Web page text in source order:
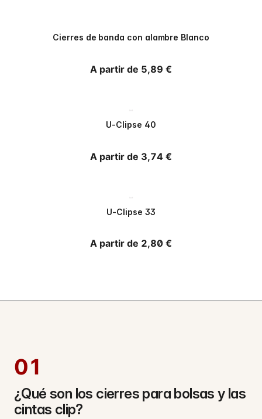
Cierres de banda con alambre Blanco
Precio habitual
A partir de 5,89 €
U-Clipse 40
Precio habitual
A partir de 3,74 €
U-Clipse 33
Precio habitual
A partir de 2,80 €
01
¿Qué son los cierres para bolsas y las
cintas clip?